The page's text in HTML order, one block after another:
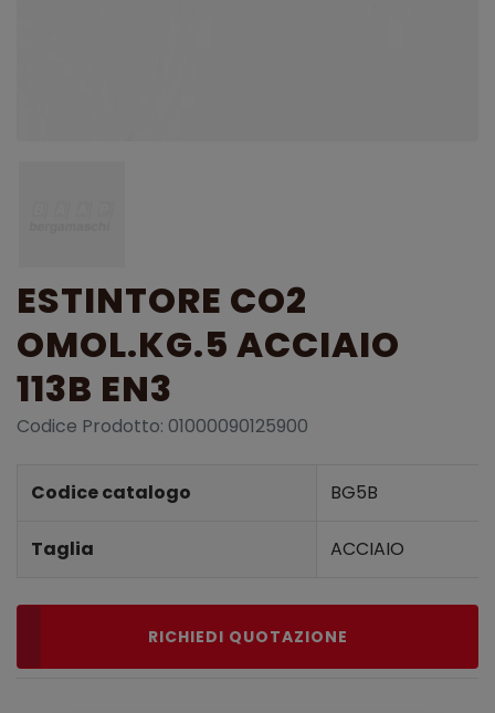
ESTINTORE CO2
OMOL.KG.5 ACCIAIO
113B EN3
Codice Prodotto: 01000090125900
Codice catalogo BG5B
Taglia ACCIAIO
RICHIEDI QUOTAZIONE